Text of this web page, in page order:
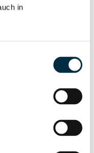
in
Vollständiges
Vollständiges